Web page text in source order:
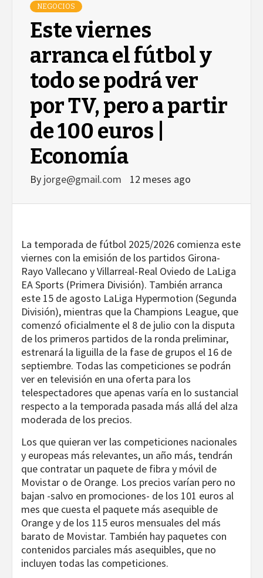
NEGOCIOS
Este viernes
arranca el fútbol y
todo se podrá ver
por TV, pero a partir
de 100 euros |
Economía
By jorge@gmail.com 12 meses ago
La temporada de fútbol 2025/2026 comienza este
viernes con la emisión de los partidos Girona-
Rayo Vallecano y Villarreal-Real Oviedo de LaLiga
EA Sports (Primera División). También arranca
este 15 de agosto LaLiga Hypermotion (Segunda
División), mientras que la Champions League, que
comenzó oficialmente el 8 de julio con la disputa
de los primeros partidos de la ronda preliminar,
estrenará la liguilla de la fase de grupos el 16 de
septiembre. Todas las competiciones se podrán
ver en televisión en una oferta para los
telespectadores que apenas varía en lo sustancial
respecto a la temporada pasada más allá del alza
moderada de los precios.
Los que quieran ver las competiciones nacionales
y europeas más relevantes, un año más, tendrán
que contratar un paquete de fibra y móvil de
Movistar o de Orange. Los precios varían pero no
bajan -salvo en promociones- de los 101 euros al
mes que cuesta el paquete más asequible de
Orange y de los 115 euros mensuales del más
barato de Movistar. También hay paquetes con
contenidos parciales más asequibles, que no
incluyen todas las competiciones.